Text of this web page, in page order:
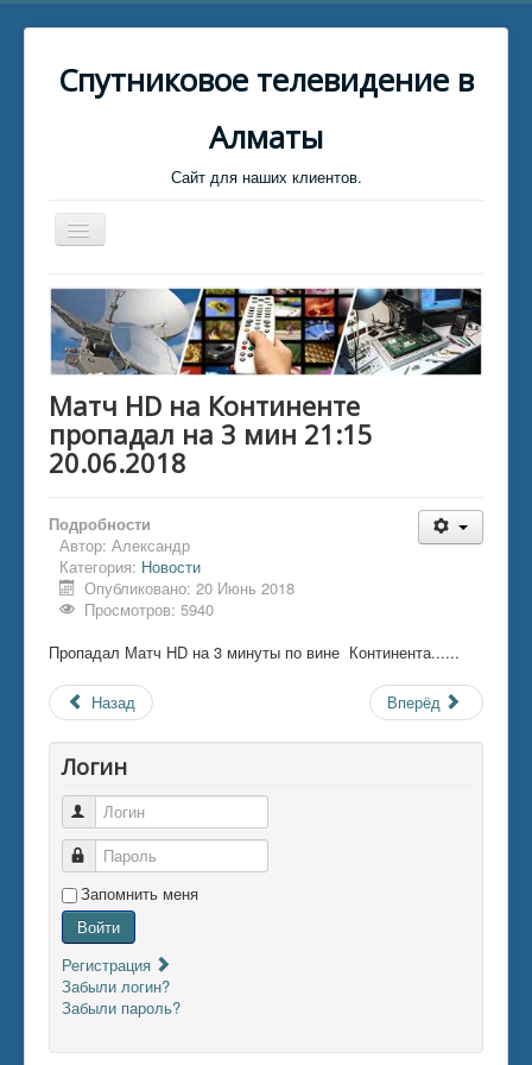
Спутниковое телевидение в
Алматы
Сайт для наших клиентов.
Toggle
Navigation
Главная
Биллинг
Клиент для связи
Установщики Спутниковых тарелок
Каталог файлов
Обратная связь
Матч HD на Континенте
пропадал на 3 мин 21:15
20.06.2018
Подробности
Автор: Александр
Категория: Новости
Опубликовано: 20 Июнь 2018
Просмотров: 5940
Пропадал Матч HD на 3 минуты по вине Континента......
Назад Вперёд
Логин
Логин
Пароль
Запомнить меня
Войти
Регистрация
Забыли логин?
Забыли пароль?